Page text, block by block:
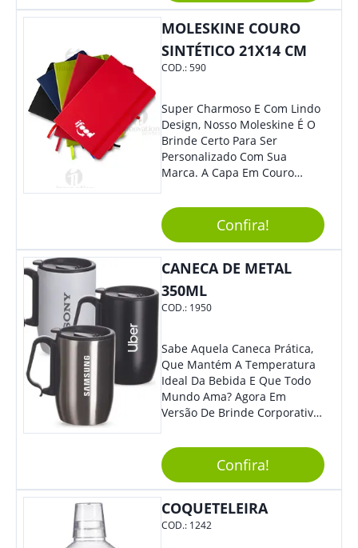
MOLESKINE COURO
SINTÉTICO 21X14 CM
COD.:590
Super Charmoso E Com Lindo
Design, Nosso Moleskine É O
Brinde Certo Para Ser
Personalizado Com Sua
Marca. A Capa Em Couro
Elástico Permite Maior
Segurança Ao Carregá-Lo.
Ofereça A Seus Clientes E
Colaboradores, Sem Dúvidas
Eles Irão Adorar.
Confira!
CANECA DE METAL
350ML
COD.: 1950
Sabe Aquela Caneca Prática,
Que Mantém A Temperatura
Ideal Da Bebida E Que Todo
Mundo Ama? Agora Em
Versão De Brinde Corporativo
Sua Marca Com Muito Estilo E
Acrescentar Ainda Mais
Praticidade À Eventos E Feiras
De Exposição.
Confira!
COQUETELEIRA
COD.: 1242